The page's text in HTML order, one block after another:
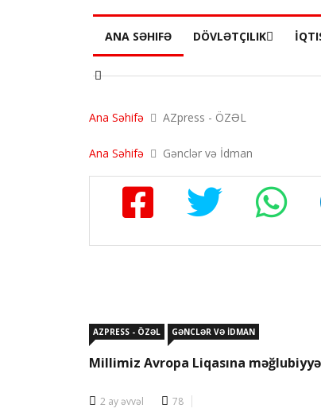
ANA SƏHIFƏ DÖVLƏTÇILIK
Ana Səhifə AZpress - ÖZƏL
Ana Səhifə Gənclər və İdman
AZPRESS - ÖZƏL GƏNCLƏR VƏ İDMAN
Millimiz Avropa Liqasına
2 ay əvvəl 78